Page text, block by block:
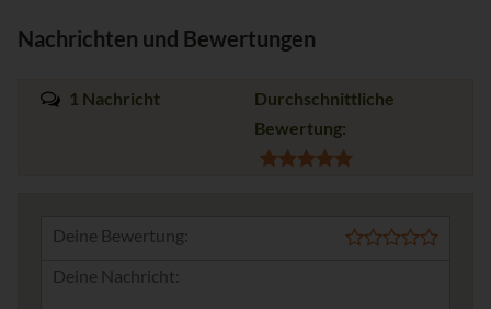
Nachrichten und Bewertungen
1 Nachricht
Durchschnittliche
Bewertung:
Deine Bewertung: